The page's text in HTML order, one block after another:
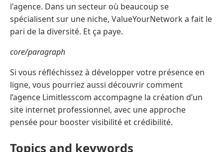
l'agence. Dans un secteur où beaucoup se
spécialisent sur une niche, ValueYourNetwork a fait le
pari de la diversité. Et ça paye.
core/paragraph
Si vous réfléchissez à développer votre présence en
ligne, vous pourriez aussi découvrir comment
l’agence Limitlesscom accompagne la création d’un
site internet professionnel, avec une approche
pensée pour booster visibilité et crédibilité.
Topics and keywords